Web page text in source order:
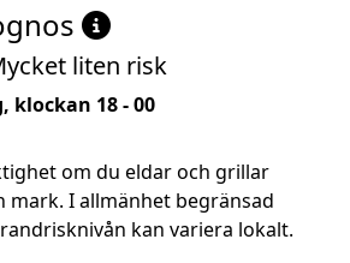
liten risk
klockan 18 - 00
om du eldar och grillar
mark. I allmänhet begränsad
kan variera lokalt.